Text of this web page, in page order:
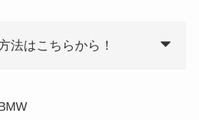
法はこちらから！